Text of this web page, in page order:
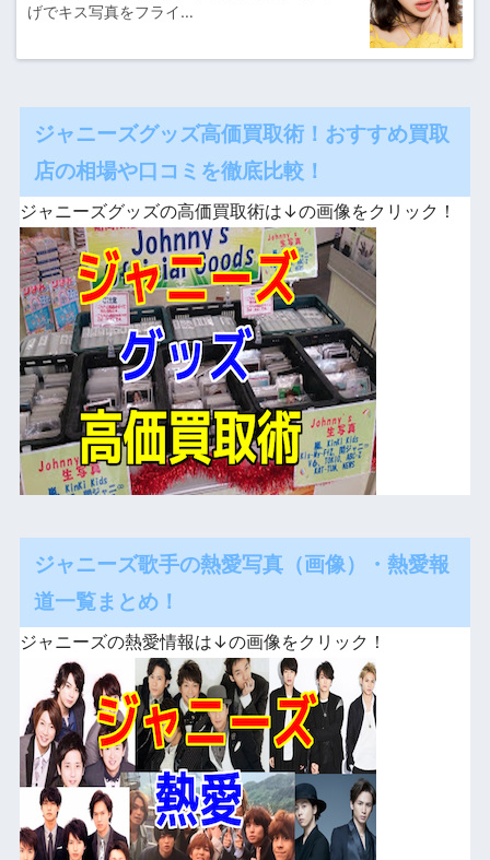
げでキス写真をフライ…
ジャニーズグッズ高価買取術！おすすめ買取
店の相場や口コミを徹底比較！
ジャニーズグッズの高価買取術は↓の画像をクリック！
ジャニーズ歌手の熱愛写真（画像）・熱愛報
道一覧まとめ！
ジャニーズの熱愛情報は↓の画像をクリック！